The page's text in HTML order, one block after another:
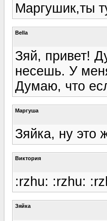
Маргушик,ты
Bella
Зяй, привет!
несешь. У
Думаю, что
Маргуша
Зяйка, ну это
Виктория
:rzhu: :rzhu:
Зяйка